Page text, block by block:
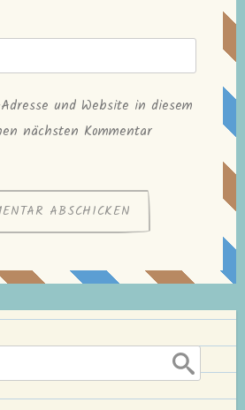
und Website in diesem
nächsten Kommentar